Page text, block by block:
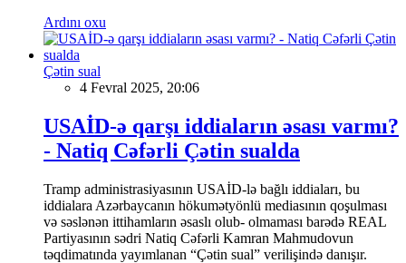
Ardını oxu
Çətin sual
4 Fevral 2025, 20:06
USAİD-ə qarşı iddiaların əsası varmı?
- Natiq Cəfərli Çətin sualda
Tramp administrasiyasının USAİD-lə bağlı iddiaları, bu
iddialara Azərbaycanın hökumətyönlü mediasının qoşulması
və səslənən ittihamların əsaslı olub- olmaması barədə REAL
Partiyasının sədri Natiq Cəfərli Kamran Mahmudovun
təqdimatında yayımlanan “Çətin sual” verilişində danışır.